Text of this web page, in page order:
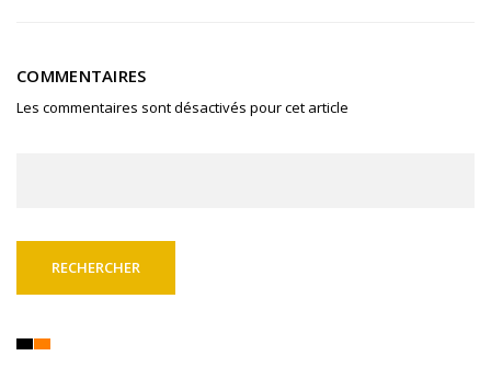
COMMENTAIRES
Les commentaires sont désactivés pour cet article